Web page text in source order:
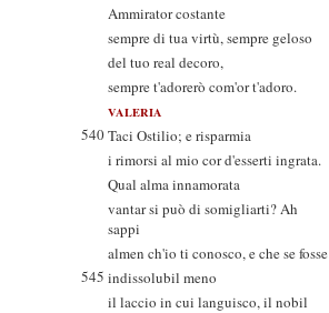
Ammirator costante
sempre di tua virtù, sempre geloso
del tuo real decoro,
sempre t'adorerò com'or t'adoro.
VALERIA
540Taci Ostilio; e risparmia
i rimorsi al mio cor d'esserti ingrata.
Qual alma innamorata
vantar si può di somigliarti? Ah
sappi
almen ch'io ti conosco, e che se fosse
545 indissolubil meno
il laccio in cui languisco, il nobil